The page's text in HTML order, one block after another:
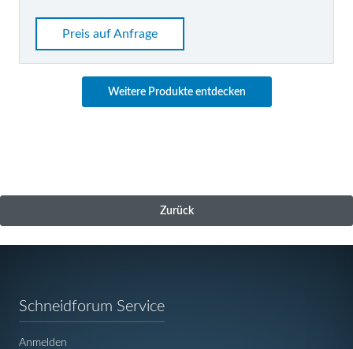
Preis auf Anfrage
Weitere Produkte entdecken
Zurück
Schneidforum Service
Anmelden